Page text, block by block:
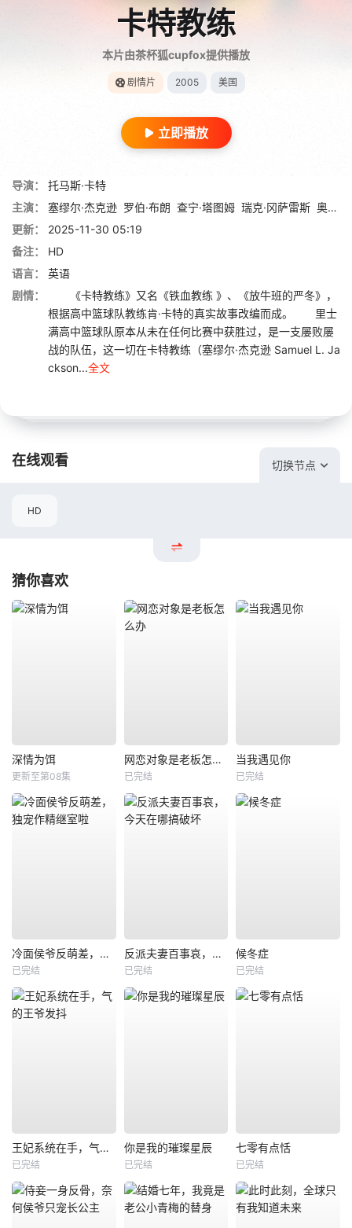
卡特教练
本片由茶杯狐cupfox提供播放
剧情片 2005 美国
立即播放
导演：
托马斯·卡特
主演：
塞缪尔·杰克逊 罗伯·布朗 查宁·塔图姆 瑞克·冈萨雷斯 奥克塔维亚·斯宾瑟
更新：
2025-11-30 05:19
备注：
HD
语言：
英语
剧情：
《卡特教练》又名《铁血教练 》、《放牛班的严冬》，
根据高中篮球队教练肯·卡特的真实故事改编而成。 里士
满高中篮球队原本从未在任何比赛中获胜过，是一支屡败屡
战的队伍，这一切在卡特教练（塞缪尔·杰克逊 Samuel L. Ja
ckson...全文
在线观看 切换节点
HD
猜你喜欢
深情为饵
更新至第08集
网恋对象是老板怎么办
已完结
当我遇见你
已完结
冷面侯爷反萌差，独宠作精继室啦
已完结
反派夫妻百事哀，今天在哪搞破坏
已完结
候冬症
已完结
王妃系统在手，气的王爷发抖
已完结
你是我的璀璨星辰
已完结
七零有点恬
已完结